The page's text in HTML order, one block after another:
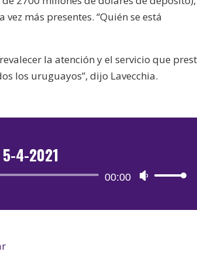
más presentes. “Quién se está
la atención y el servicio que
los uruguayos”, dijo Lavecchia.
5-4-2021
00:00
Utiliza
teclas